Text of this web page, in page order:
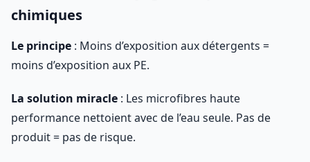
chimiques
Le principe : Moins d’exposition aux détergents =
moins d’exposition aux PE.
La solution miracle : Les microfibres haute
performance nettoient avec de l’eau seule. Pas de
produit = pas de risque.